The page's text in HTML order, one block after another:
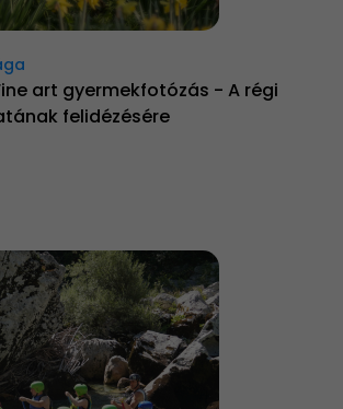
art gyermekfotózás - A régi
felidézésére